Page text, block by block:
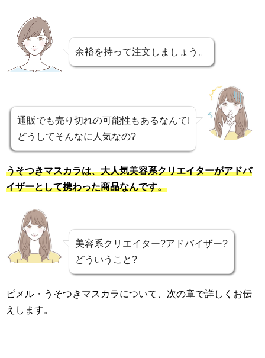
余裕を持って注文しましょう。
通販でも売り切れの可能性もあるなんて!
どうしてそんなに人気なの?
うそつきマスカラは、大人気美容系クリエイターがアドバ
イザーとして携わった商品なんです。
美容系クリエイター?アドバイザー?
どういうこと?
ピメル・うそつきマスカラについて、次の章で詳しくお伝
えします。